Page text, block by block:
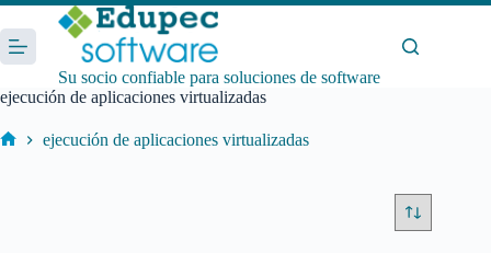
Saltar
al
contenido
Su socio confiable para soluciones de software
ejecución de aplicaciones virtualizadas
ejecución de aplicaciones virtualizadas